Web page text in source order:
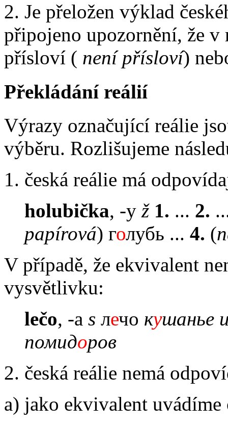
2. Je přeložen výklad
připojeno upozornění, že v
přísloví ( není přísloví)
Překládání reálií
Výrazy označující reálie
výběru. Rozlišujeme
1. česká reálie má
holubička, -y ž 1. ... 2.
papírová) голубь ... 4. (
V případě, že ekvivalent
vysvětlivku:
lečo, -a s лечо кушанье
помидоров
2. česká reálie nemá
a) jako ekvivalent uvádíme